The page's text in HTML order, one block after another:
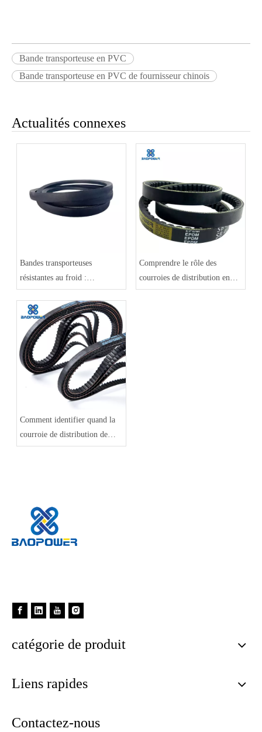
Bande transporteuse en PVC
Bande transporteuse en PVC de fournisseur chinois
Actualités connexes
Bandes transporteuses
résistantes au froid :
performances dans des
conditions de basse
température
Comprendre le rôle des
courroies de distribution en
caoutchouc dans les véhicules
Comment identifier quand la
courroie de distribution de
votre véhicule doit être
catégorie de produit
Liens rapides
Contactez-nous